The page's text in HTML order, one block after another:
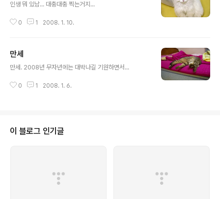
인생 뭐 있남... 대충대충 찍는거지...
0 1 2008. 1. 10.
만세
만세. 2008년 무자년에는 대박나길 기원하면서...
0 1 2008. 1. 6.
이 블로그 인기글